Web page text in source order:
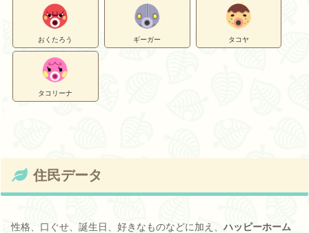
おくたろう ギーガー タコヤ
タコリーナ
住民データ
性格、口ぐせ、誕生日、好きなものなどに加え、ハッピーホーム